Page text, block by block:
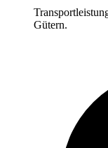
Gütern.